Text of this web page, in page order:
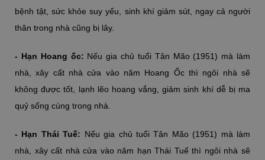
bệnh tật, sức khỏe suy yếu, sinh khí giảm sút, ngay cả người
thân trong nhà cũng bị lây.
- Hạn Hoang ốc: Nếu gia chủ tuổi Tân Mão (1951) mà làm
nhà, xây cất nhà cửa vào năm Hoang Ốc thì ngôi nhà sẽ
không được tốt, lạnh lẽo hoang vắng, giảm sinh khí dễ bị ma
quỷ sống cùng trong nhà.
- Hạn Thái Tuế: Nếu gia chủ tuổi Tân Mão (1951) mà làm
nhà, xây cất nhà cửa vào năm hạn Thái Tuế thì ngôi nhà sẽ